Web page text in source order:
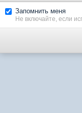
Запомнить меня
Не включайте, если